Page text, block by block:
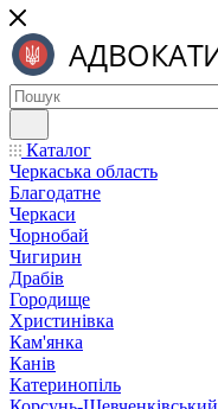
Каталог
Черкаська область
Благодатне
Черкаси
Чорнобай
Чигирин
Драбів
Городище
Христинівка
Кам'янка
Канів
Катеринопіль